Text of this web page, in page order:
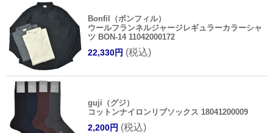
Bonfil（ボンフィル）
ウールフランネルジャージレギュラーカラーシャ
ツ BON-14 11042000172
22,330円 (税込)
guji（グジ）
コットンナイロンリブソックス 18041200009
2,200円 (税込)